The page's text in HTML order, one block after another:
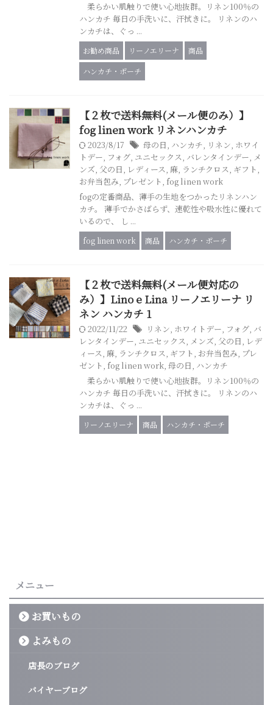
柔らかい肌触りで使い心地抜群。リネン100％の
ハンカチ 毎日の手洗いに、汗拭きに。 リネンのハ
ンカチは、ぐっ ...
お勧め商品 リーノエリーナ
商品
ハンカチ・ポーチ
【２枚で送料無料(メール便のみ）】
fog linen work リネンハンカチ
2023/8/17 母の日, ハンカチ, リネン, ホワイ
トデー, フォグ, ユニセックス, バレンタインデー, メ
ンズ, 父の日, レディース, 麻, ランチクロス, ギフト,
お弁当包み, プレゼント, fog linen work
fogの定番商品、薄手の生地をつかったリネンハン
カチ。 薄手でかさばらず、速乾性や吸水性に優れて
いるので、 し ...
fog linen work 商品 ハンカチ・ポーチ
【２枚で送料無料(メール便対応の
み）】Lino e Lina リーノエリーナ リ
ネン ハンカチ 1
2022/11/22 リネン, ホワイトデー, フォグ, バ
レンタインデー, ユニセックス, メンズ, 父の日, レデ
ィース, 麻, ランチクロス, ギフト, お弁当包み, プレ
ゼント, fog linen work, 母の日, ハンカチ
柔らかい肌触りで使い心地抜群。リネン100％の
ハンカチ 毎日の手洗いに、汗拭きに。 リネンのハ
ンカチは、ぐっ ...
リーノエリーナ 商品 ハンカチ・ポーチ
メニュー
お買いもの
よみもの
店長のブログ
バイヤーブログ